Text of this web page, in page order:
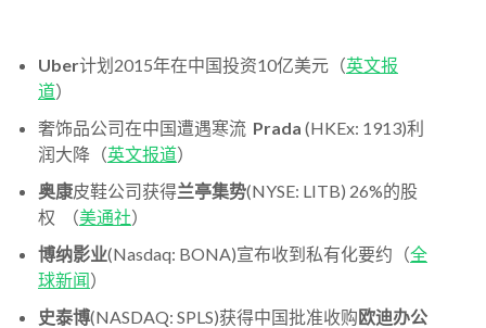
Uber计划2015年在中国投资10亿美元（英文报
道）
奢饰品公司在中国遭遇寒流 Prada (HKEx: 1913)利
润大降（英文报道）
奥康皮鞋公司获得兰亭集势(NYSE: LITB) 26%的股
权 （美通社）
博纳影业(Nasdaq: BONA)宣布收到私有化要约（全
球新闻）
史泰博(NASDAQ: SPLS)获得中国批准收购欧迪办公